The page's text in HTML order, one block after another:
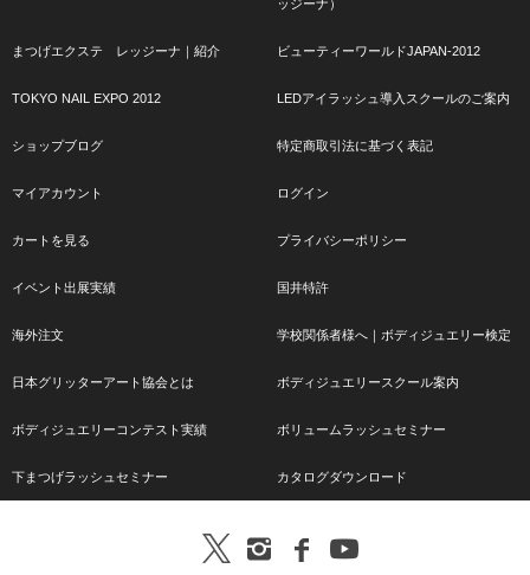
ッジーナ）
まつげエクステ レッジーナ｜紹介 ビューティーワールドJAPAN-2012
TOKYO NAIL EXPO 2012 LEDアイラッシュ導入スクールのご案内
ショップブログ 特定商取引法に基づく表記
マイアカウント ログイン
カートを見る プライバシーポリシー
イベント出展実績 国井特許
海外注文 学校関係者様へ｜ボディジュエリー検定
日本グリッターアート協会とは ボディジュエリースクール案内
ボディジュエリーコンテスト実績 ボリュームラッシュセミナー
下まつげラッシュセミナー カタログダウンロード